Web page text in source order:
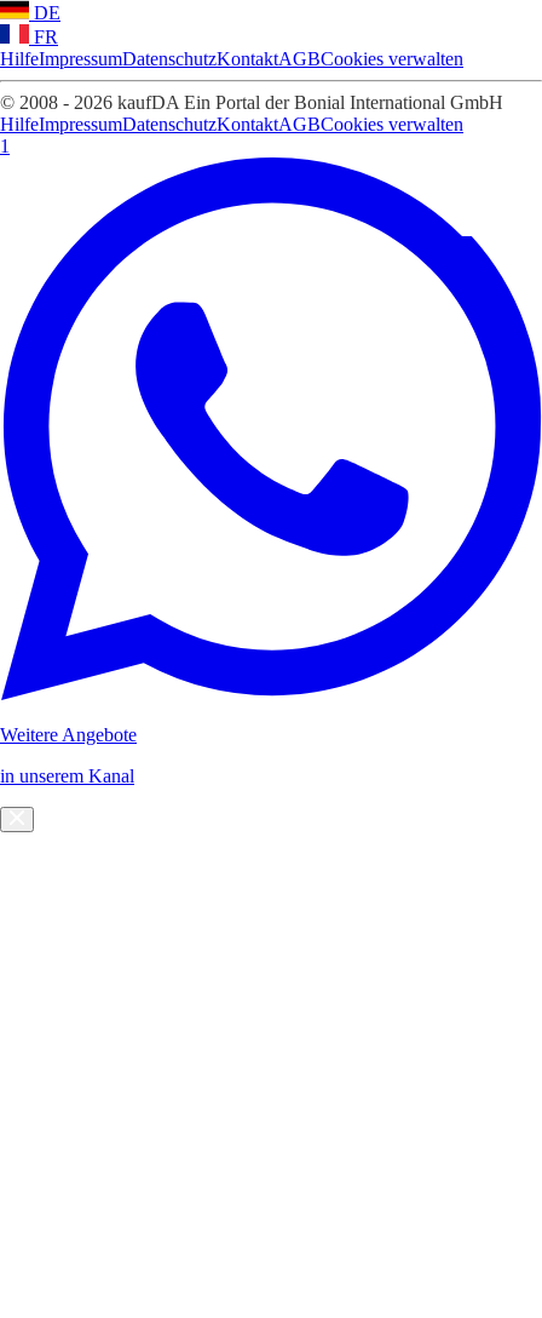
DE
FR
HilfeImpressumDatenschutzKontaktAGBCookies verwalten
© 2008 - 2026 kaufDA Ein Portal der Bonial International GmbH
HilfeImpressumDatenschutzKontaktAGBCookies verwalten
1
Weitere Angebote
in unserem Kanal